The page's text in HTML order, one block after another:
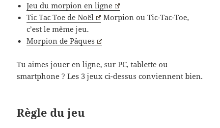
Jeu du morpion en ligne
Tic Tac Toe de Noël
Morpion ou Tic-Tac-Toe,
c’est le même jeu.
Morpion de Pâques
Tu aimes jouer en ligne, sur PC, tablette ou
smartphone ? Les 3 jeux ci-dessus conviennent bien.
Règle du jeu